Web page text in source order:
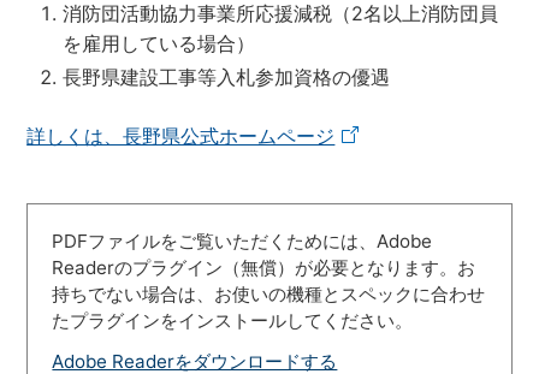
消防団活動協力事業所応援減税（2名以上消防団員
を雇用している場合）
長野県建設工事等入札参加資格の優遇
詳しくは、長野県公式ホームページ
PDFファイルをご覧いただくためには、Adobe
Readerのプラグイン（無償）が必要となります。お
持ちでない場合は、お使いの機種とスペックに合わせ
たプラグインをインストールしてください。
Adobe Readerをダウンロードする